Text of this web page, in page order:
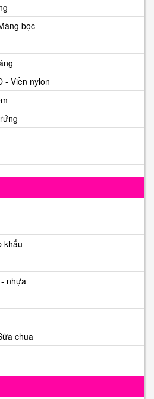
bọc
- Viền nylon
khẩu
nhựa
chua